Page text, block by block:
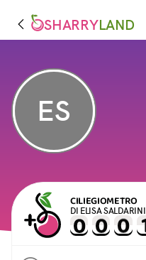
SHARRYLAND
ES
CILIEGIOMETRO
DI ELISA SALDARINI